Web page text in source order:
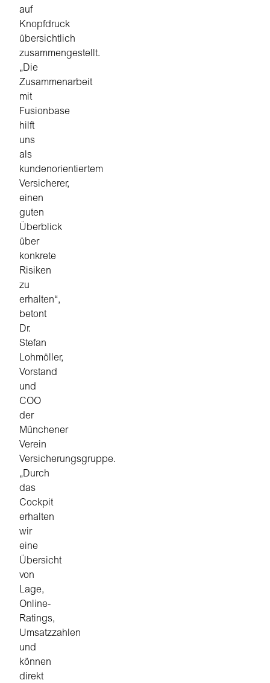
auf
Knopfdruck
übersichtlich
zusammengestellt.
„Die
Zusammenarbeit
mit
Fusionbase
hilft
uns
als
kundenorientiertem
Versicherer,
einen
guten
Überblick
über
konkrete
Risiken
zu
erhalten“,
betont
Dr.
Stefan
Lohmöller,
Vorstand
und
COO
der
Münchener
Verein
Versicherungsgruppe.
„Durch
das
Cockpit
erhalten
wir
eine
Übersicht
von
Lage,
Online-
Ratings,
Umsatzzahlen
und
können
direkt